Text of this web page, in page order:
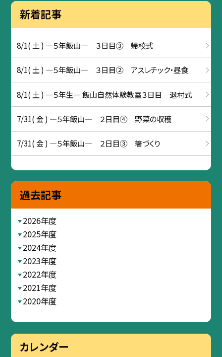
新着記事
8/1( 土 ) ―５年飯山― ３日目③ 帰校式
8/1( 土 ) ―５年飯山― ３日目② アスレチック・昼食
8/1( 土 ) ―５年生― 飯山自然体験教室３日目 退村式
7/31( 金 ) ―５年飯山― ２日目④ 野菜の収穫
7/31( 金 ) ―５年飯山― ２日目③ 箸づくり
過去記事
2026年度
2025年度
2024年度
2023年度
2022年度
2021年度
2020年度
カレンダー